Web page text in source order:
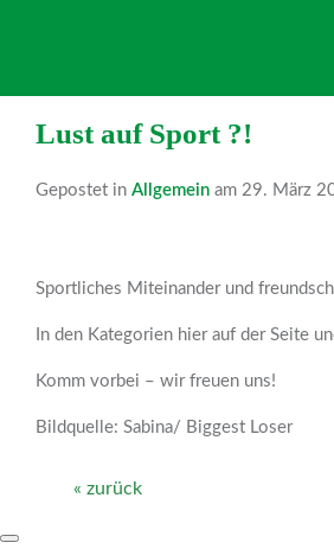
Lust auf Sport ?!
Gepostet in Allgemein am 29. März
Sportliches Miteinander und
In den Kategorien hier auf der Seite
Komm vorbei – wir freuen uns!
Bildquelle: Sabina/ Biggest Loser
« zurück